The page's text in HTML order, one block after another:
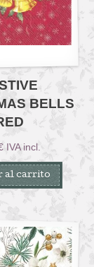
BELLS
IVA incl.
al carrito